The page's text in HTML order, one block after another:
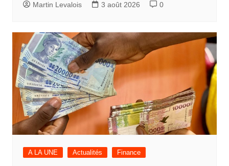
Martin Levalois 3 août 2026 0
A LA UNE Actualités Finance